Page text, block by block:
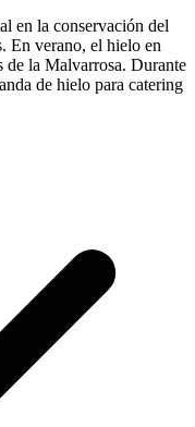
en la conservación del
En verano, el hielo en
de la Malvarrosa. Durante
de hielo para catering